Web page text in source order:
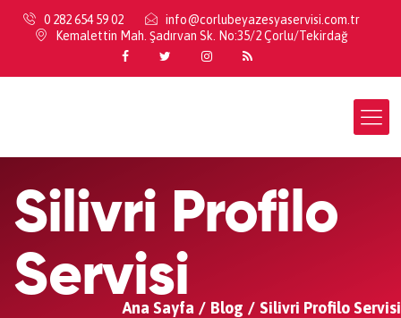
0 282 654 59 02
info@corlubeyazesyaservisi.com.tr
Kemalettin Mah. Şadırvan Sk. No:35/2 Çorlu/Tekirdağ
Silivri Profilo
Servisi
Ana Sayfa Blog Silivri Profilo Servisi